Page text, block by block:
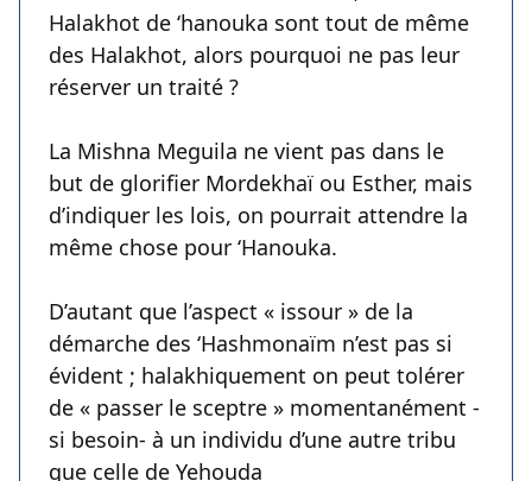
Halakhot de ‘hanouka sont tout de même
des Halakhot, alors pourquoi ne pas leur
réserver un traité ?
La Mishna Meguila ne vient pas dans le
but de glorifier Mordekhaï ou Esther, mais
d’indiquer les lois, on pourrait attendre la
même chose pour ‘Hanouka.
D’autant que l’aspect « issour » de la
démarche des ‘Hashmonaïm n’est pas si
évident ; halakhiquement on peut tolérer
de « passer le sceptre » momentanément -
si besoin- à un individu d’une autre tribu
que celle de Yehouda